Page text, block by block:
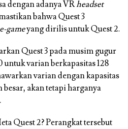
dengan adanya VRheadset
bahwa Quest 3
gameyang dirilis untuk Quest 2.
Quest 3 pada musim gugur
untuk varian berkapasitas 128
varian dengan kapasitas
akan tetapi harganya
Quest 2? Perangkat tersebut